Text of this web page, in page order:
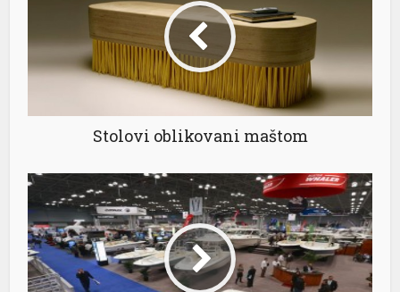
Stolovi oblikovani maštom